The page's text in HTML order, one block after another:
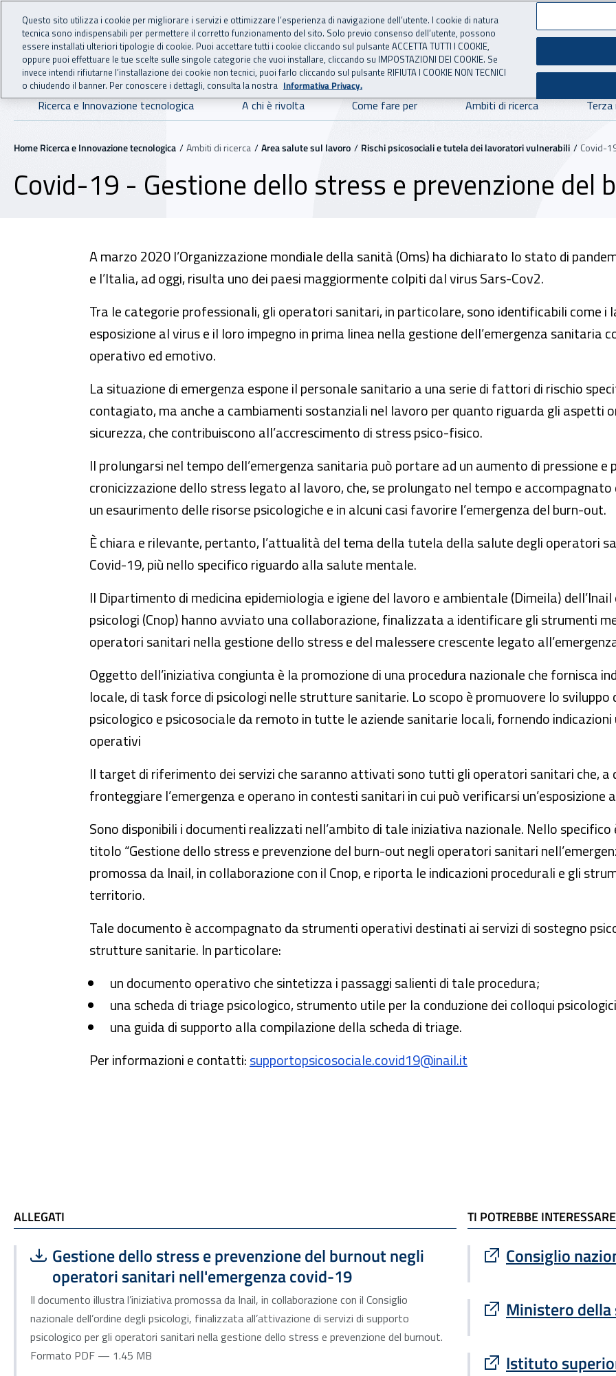
Vai al menu principale
Vai al contenuto principale
INAIL - Istituto Nazionale per l'Assicurazione
RICERCA E INNOVAZIONE TECNOLOGICA
Navigazione principale
Ricerca e Innovazione tecnologica A chi è rivolta Come fare per Ambiti di ricerca Terza
Navigazione - Ti trovi in:
Home Ricerca e Innovazione tecnologica Ambiti di ricerca Area salute sul lavoro Rischi psicosociali e tutela dei lavoratori vulnerabili Covid-
Covid-19 - Gestione dello stress e prevenzione del
A marzo 2020 l’Organizzazione mondiale della sanità (Oms) ha dichiarato lo stato di
e l’Italia, ad oggi, risulta uno dei paesi maggiormente colpiti dal virus Sars-Cov2.
Tra le categorie professionali, gli operatori sanitari, in particolare, sono identificabili come i
esposizione al virus e il loro impegno in prima linea nella gestione dell’emergenza sanitaria
operativo ed emotivo.
La situazione di emergenza espone il personale sanitario a una serie di fattori di rischio
contagiato, ma anche a cambiamenti sostanziali nel lavoro per quanto riguarda gli aspetti
sicurezza, che contribuiscono all’accrescimento di stress psico-fisico.
Il prolungarsi nel tempo dell’emergenza sanitaria può portare ad un aumento di pressione
cronicizzazione dello stress legato al lavoro, che, se prolungato nel tempo e
un esaurimento delle risorse psicologiche e in alcuni casi favorire l’emergenza del burn-out.
È chiara e rilevante, pertanto, l’attualità del tema della tutela della salute degli operatori
Covid-19, più nello specifico riguardo alla salute mentale.
Il Dipartimento di medicina epidemiologia e igiene del lavoro e ambientale (Dimeila)
psicologi (Cnop) hanno avviato una collaborazione, finalizzata a identificare gli strumenti
operatori sanitari nella gestione dello stress e del malessere crescente legato
Oggetto dell’iniziativa congiunta è la promozione di una procedura nazionale che fornisca
locale, di task force di psicologi nelle strutture sanitarie. Lo scopo è promuovere lo sviluppo
psicologico e psicosociale da remoto in tutte le aziende sanitarie locali, fornendo
operativi
Il target di riferimento dei servizi che saranno attivati sono tutti gli operatori sanitari che,
fronteggiare l’emergenza e operano in contesti sanitari in cui può verificarsi un’esposizione
Sono disponibili i documenti realizzati nell’ambito di tale iniziativa nazionale. Nello
titolo “Gestione dello stress e prevenzione del burn-out negli operatori sanitari
promossa da Inail, in collaborazione con il Cnop, e riporta le indicazioni procedurali e gli
territorio.
Tale documento è accompagnato da strumenti operativi destinati ai servizi di sostegno
strutture sanitarie. In particolare:
un documento operativo che sintetizza i passaggi salienti di tale procedura;
una scheda di triage psicologico, strumento utile per la conduzione dei colloqui
una guida di supporto alla compilazione della scheda di triage.
Per informazioni e contatti:supportopsicosociale.covid19@inail.it
ALLEGATI e TI POTREBBE INTERESSARE
ALLEGATI
Scarica file:
Gestione dello stress e prevenzione del burnout negli
operatori sanitari nell'emergenza covid-19
Formato PDF — Dimensione 1.45 MB
Il documento illustra l’iniziativa promossa da Inail, in collaborazione con il Consiglio
nazionale dell’ordine degli psicologi, finalizzata all’attivazione di servizi di supporto
psicologico per gli operatori sanitari nella gestione dello stress e prevenzione del burnout.
Formato PDF — 1.45 MB
TI POTREBBE INTERESSARE
Consiglio
Sito esterno :
Ministero della
Sito esterno : apre
Istituto
Sito esterno :
Questo sito utilizza i cookie per migliorare i servizi e ottimizzare l’esperienza di navigazione dell’utente. I cookie di natura
tecnica sono indispensabili per permettere il corretto funzionamento del sito. Solo previo consenso dell’utente, possono
essere installati ulteriori tipologie di cookie. Puoi accettare tutti i cookie cliccando sul pulsante ACCETTA TUTTI I COOKIE,
oppure puoi effettuare le tue scelte sulle singole categorie che vuoi installare, cliccando su IMPOSTAZIONI DEI COOKIE. Se
invece intendi rifiutarne l’installazione dei cookie non tecnici, puoi farlo cliccando sul pulsante RIFIUTA I COOKIE NON TECNICI
o chiudendo il banner. Per conoscere i dettagli, consulta la nostra Informativa Privacy.